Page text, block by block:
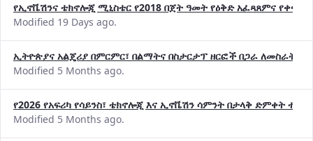
የኢኖቬሽንና ቴክኖሎጂ ሚኒስቴር የ2018 በጀት ዓመት የዕቅድ አፈጻጸምና
Modified 19 Days ago.
ኢትዮጵያና አልጄሪያ በምርምር፣ በልማትና በስታርታፕ ዘርፎች በጋራ ለመስራት
Modified 5 Months ago.
የ2026 የአፍሪካ የሳይንስ፣ ቴክኖሎጂ እና ኢኖቬሽን ሳምንት በታላቅ ድምቀት
Modified 5 Months ago.